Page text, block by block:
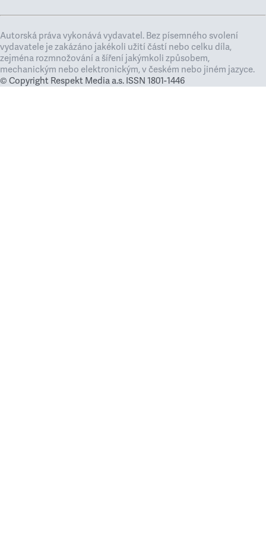
Autorská práva vykonává vydavatel. Bez písemného svolení
vydavatele je zakázáno jakékoli užití částí nebo celku díla,
zejména rozmnožování a šíření jakýmkoli způsobem,
mechanickým nebo elektronickým, v českém nebo jiném jazyce.
© Copyright Respekt Media a.s. ISSN 1801-1446